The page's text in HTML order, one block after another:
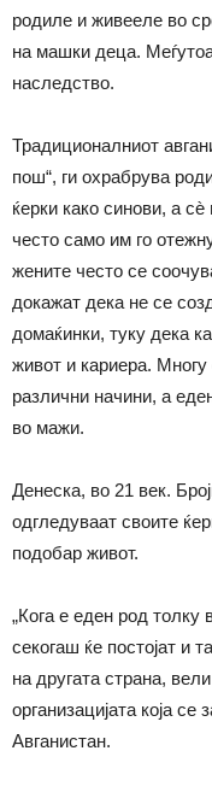
родиле и живееле во
на машки деца.
наследство.
Традиционалниот
пош“, ги охрабрува
ќерки како синови, а
често само им го
жените често се
докажат дека не се
домаќинки, туку дека
живот и кариера.
различни начини, а
во мажи.
Денеска, во 21 век.
одгледуваат своите
подобар живот.
„Кога е еден род толку
секогаш ќе постојат и
на другата страна,
организацијата која
Авганистан.